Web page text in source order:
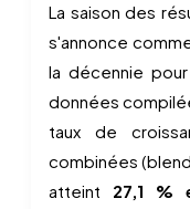
La saison des résultats du premier trimestre 2026
s'annonce
la décennie
données
taux de
combinées
atteint 27,1 %